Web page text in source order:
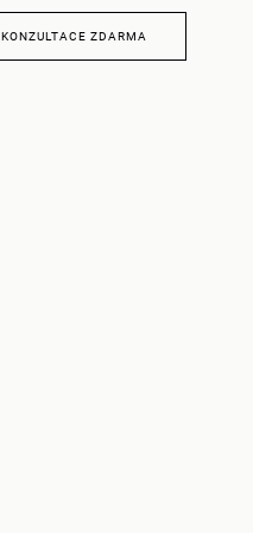
KONZULTACE ZDARMA